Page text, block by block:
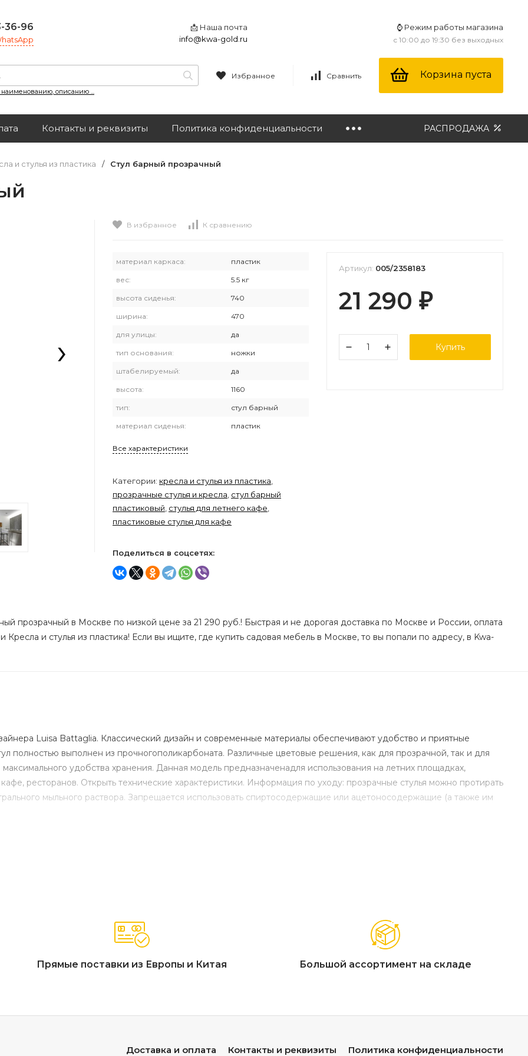
36-96
📩 Наша почта
info@kwa-gold.ru
⌚ Режим работы магазина
с 10:00 до 19:30 без выходных
наименованию, описанию ...
Избранное Сравнить Корзина пуста
Контакты и реквизиты Политика конфиденциальности РАСПРОДАЖА
и стулья из пластика / Стул барный прозрачный
›
В избранное К сравнению
материал каркаса: пластик
вес: 5.5 кг
высота сиденья: 740
ширина: 470
для улицы: да
тип основания: ножки
штабелируемый: да
высота: 1160
тип: стул барный
материал сиденья: пластик
Все характеристики
Категории: кресла и стулья из пластика
прозрачные стулья и кресла стул барный
пластиковый стулья для летнего кафе
пластиковые стулья для кафе
Поделиться в соцсетях:
Артикул: 005/2358183
21 290 ₽
Купить
прозрачный в Москве по низкой цене за 21 290 руб.! Быстрая и не дорогая доставка по Москве и России, оплата
и стулья из пластика! Если вы ищите, где купить садовая мебель в Москве, то вы попали по адресу, в Kwa-
Luisa Battaglia. Классический дизайн и современные материалы обеспечивают удобство и приятные
полностью выполнен из прочногополикарбоната. Различные цветовые решения, как для прозрачной, так и для
удобства хранения. Данная модель предназначенадля использования на летних площадках,
ресторанов. Открыть технические характеристики. Информация по уходу: прозрачные стулья можно протирать
мыльного раствора. Запрещается использовать спиртосодержащие или ацетоносодержащие (а также им
Прямые поставки из Европы и Китая Большой ассортимент на складе
Доставка и оплата Контакты и реквизиты Политика конфиденциальности